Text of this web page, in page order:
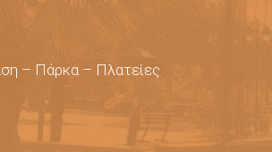
– Πάρκα – Πλατείες